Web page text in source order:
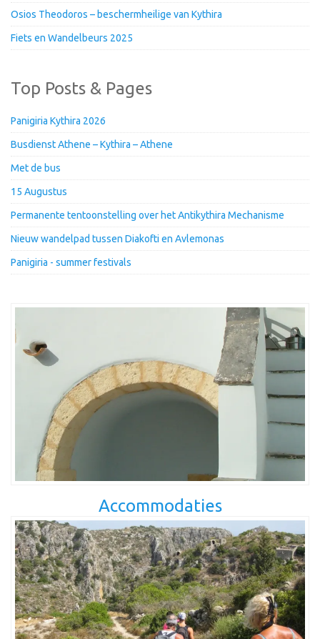
Osios Theodoros – beschermheilige van Kythira
Fiets en Wandelbeurs 2025
Top Posts & Pages
Panigiria Kythira 2026
Busdienst Athene – Kythira – Athene
Met de bus
15 Augustus
Permanente tentoonstelling over het Antikythira Mechanisme
Nieuw wandelpad tussen Diakofti en Avlemonas
Panigiria - summer festivals
Accommodaties